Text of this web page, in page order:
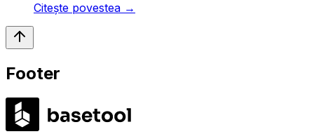
Citește povestea →
Footer